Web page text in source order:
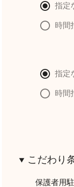
指定
時間
指定
時間
こだわり
保護者用